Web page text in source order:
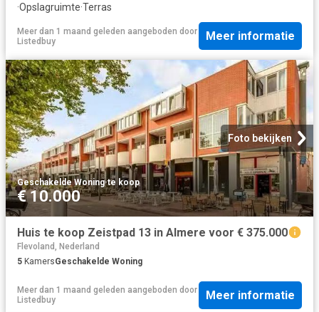
·Opslagruimte·Terras
Meer dan 1 maand geleden aangeboden door
Listedbuy
Meer informatie
Foto bekijken
Geschakelde Woning·te koop
€ 10.000
Huis te koop Zeistpad 13 in Almere voor € 375.000
Flevoland, Nederland
5 KamersGeschakelde Woning
Meer dan 1 maand geleden aangeboden door
Listedbuy
Meer informatie